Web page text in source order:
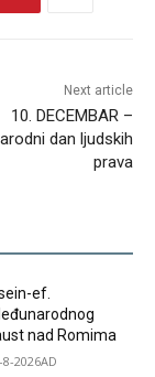
Next article
10. DECEMBAR –
dan ljudskih
prava
ef.
nad Romima
2026AD